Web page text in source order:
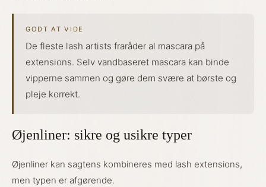
GODT AT VIDE
De fleste lash artists fraråder al mascara på
extensions. Selv vandbaseret mascara kan binde
vipperne sammen og gøre dem svære at børste og
pleje korrekt.
Øjenliner: sikre og usikre typer
Øjenliner kan sagtens kombineres med lash extensions,
men typen er afgørende.